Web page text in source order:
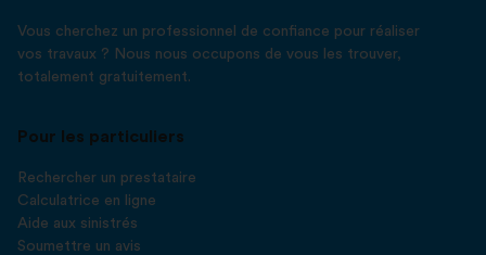
Vous cherchez un professionnel de confiance pour réaliser
vos travaux ? Nous nous occupons de vous les trouver,
totalement gratuitement.
Pour les particuliers
Rechercher un prestataire
Calculatrice en ligne
Aide aux sinistrés
Soumettre un avis